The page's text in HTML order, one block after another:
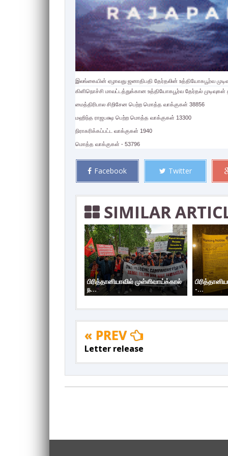
இலங்கையின் ஏழாவது ஜனாதிபதி தேர்தலின் உத்தியோகபூர்வ
கிளிநொச்சி மாவட்டத்துக்கான உத்தியோகபூர்வ தேர்தல் முடிவுகள்
மைத்திரிபால சிறிசேன பெற்ற மொத்த வாக்குகள் 38856
மஹிந்த ராஜபக்ஷ பெற்ற மொத்த வாக்குகள் 13300
நிராகரிக்கப்பட்ட வாக்குகள் 1940
மொத்த வாக்குகள் - 53796
Facebook Twitter
SIMILAR
பிரித்தானியாவில் முள்ளிவாய்க்கால்
ந...
-...
« PREV
Letter release